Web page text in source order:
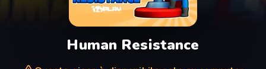
Human Resistance